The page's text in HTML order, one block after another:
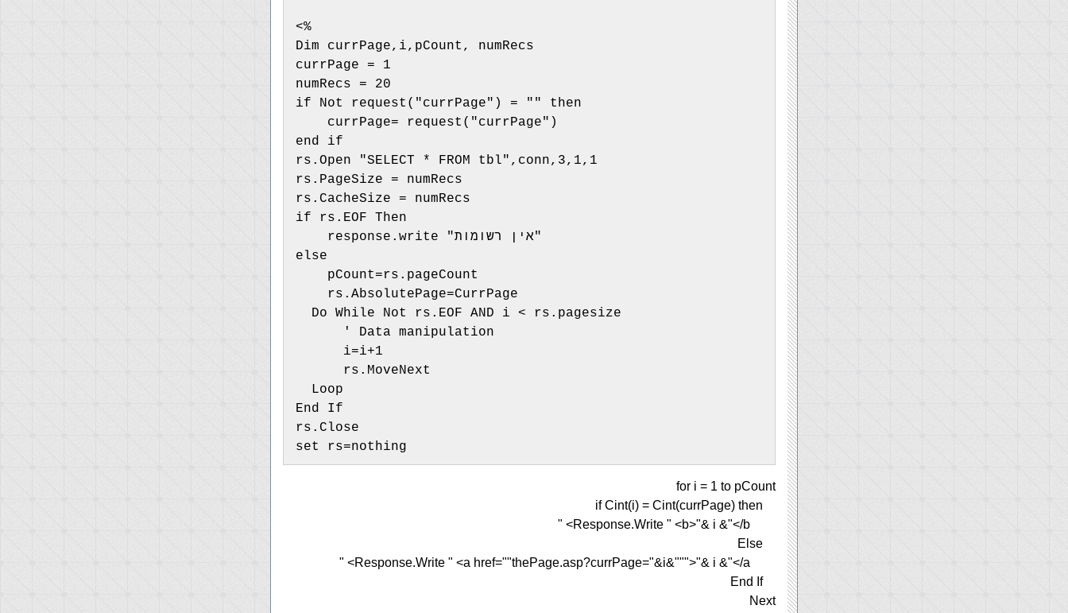
<%
Dim currPage,i,pCount, numRecs
currPage = 1
numRecs = 20
if Not request("currPage") = "" then
currPage= request("currPage")
end if
rs.Open "SELECT * FROM tbl",conn,3,1,1
rs.PageSize = numRecs
rs.CacheSize = numRecs
if rs.EOF Then
response.write "אין רשומות"
else
pCount=rs.pageCount
rs.AbsolutePage=CurrPage
Do While Not rs.EOF AND i < rs.pagesize
' Data manipulation
i=i+1
rs.MoveNext
Loop
End If
rs.Close
set rs=nothing
for i = 1 to pCount
End If
Next